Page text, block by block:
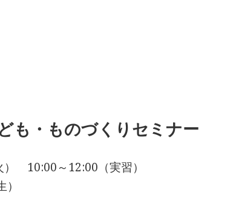
も・ものづくりセミナー
） 10:00～12:00（実習）